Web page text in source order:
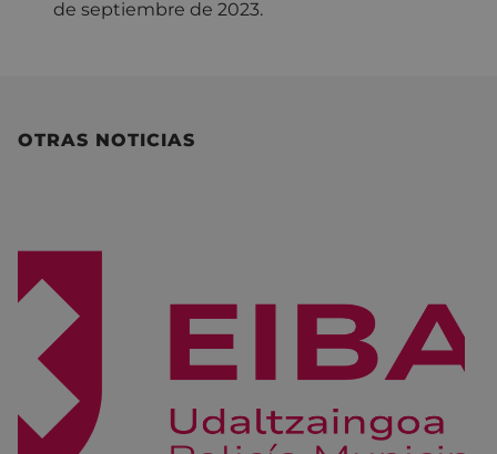
de septiembre de 2023.
OTRAS NOTICIAS